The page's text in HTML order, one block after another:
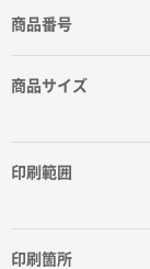
商品番号
商品サイズ
印刷範囲
印刷箇所